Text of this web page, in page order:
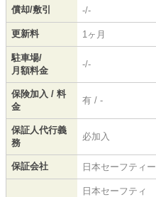
償却/敷引 -/-
更新料 1ヶ月
駐車場/
月額料金
-/-
保険加入 / 料
金
有 / -
保証人代行義
務
必加入
保証会社 日本セーフティー
日本セーフティ